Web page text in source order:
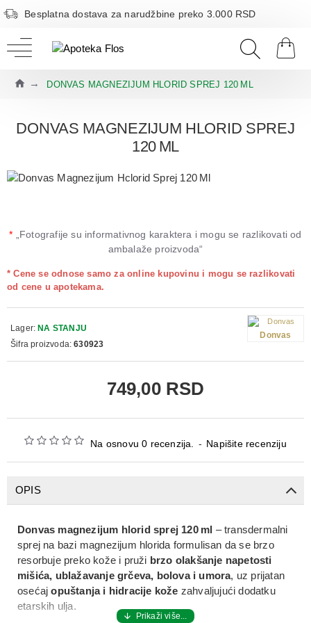
Besplatna dostava za narudžbine preko 3.000 RSD
DONVAS MAGNEZIJUM HLORID SPREJ 120 ML
DONVAS MAGNEZIJUM HLORID SPREJ
120 ML
* „Fotografije su informativnog karaktera i mogu se razlikovati od
ambalaže proizvoda“
Na osnovu 0 recenzija. - Napišite recenziju
* Cene se odnose samo za online kupovinu i mogu se razlikovati
od cene u apotekama.
749,00 RSD
Lager: NA STANJU
Šifra proizvoda: 630923
Donvas
OPIS
Donvas magnezijum hlorid sprej 120 ml – transdermalni
sprej na bazi magnezijum hlorida formulisan da se brzo
resorbuje preko kože i pruži brzo olakšanje napetosti
mišića, ublažavanje grčeva, bolova i umora, uz prijatan
osećajopuštanja i hidracije kože zahvaljujući dodatku
etarskih ulja.